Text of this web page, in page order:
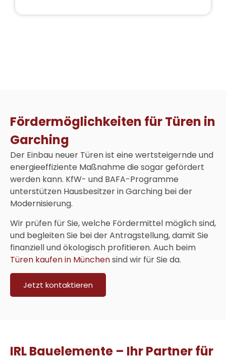
Fördermöglichkeiten für Türen in
Garching
Der Einbau neuer Türen ist eine wertsteigernde und
energieeffiziente Maßnahme die sogar gefördert
werden kann. KfW- und BAFA-Programme
unterstützen Hausbesitzer in Garching bei der
Modernisierung.
Wir prüfen für Sie, welche Fördermittel möglich sind,
und begleiten Sie bei der Antragstellung, damit Sie
finanziell und ökologisch profitieren. Auch beim
Türen kaufen in Münchensind wir für Sie da.
Jetzt kontaktieren
IRL Bauelemente – Ihr Partner für